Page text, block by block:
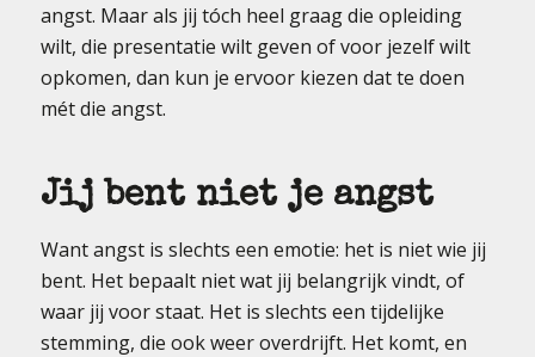
angst. Maar als jij tóch heel graag die opleiding
wilt, die presentatie wilt geven of voor jezelf wilt
opkomen, dan kun je ervoor kiezen dat te doen
mét die angst.
Jij bent niet je angst
Want angst is slechts een emotie: het is niet wie jij
bent. Het bepaalt niet wat jij belangrijk vindt, of
waar jij voor staat. Het is slechts een tijdelijke
stemming, die ook weer overdrijft. Het komt, en